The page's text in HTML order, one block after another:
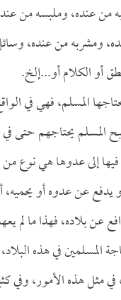
من عنده، وملبسه من
ومشربه من عنده، وسائل
أو الكلام أو...إلخ.
المسلم، فهي في
المسلم يحتاجهم حتى
إلى عدوها هي نوع
يدفع عن عدوه أو
عن بلاده، فهذا ما لم
في هذه البلاد،
في مثل هذه الأمور، وفي